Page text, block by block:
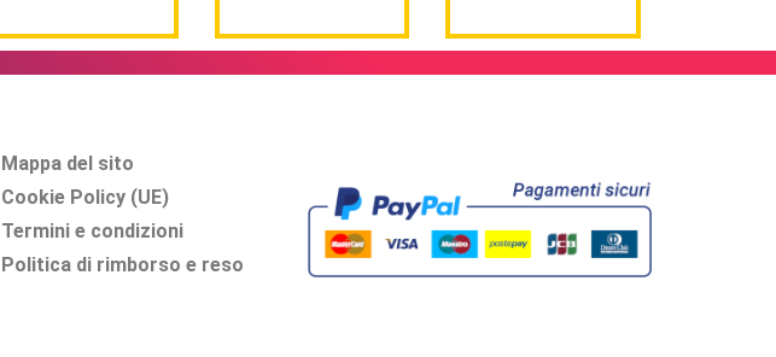
Mappa del sito
Cookie Policy (UE)
Termini e condizioni
Politica di rimborso e reso